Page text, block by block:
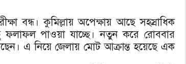
বন্ধ। কুমিল্লায় অপেক্ষায় আছে সহস্রাধিক
ফলাফল পাওয়া যাচ্ছে। নতুন করে রোববার
এ নিয়ে জেলায় মোট আক্রান্ত হয়েছে এক